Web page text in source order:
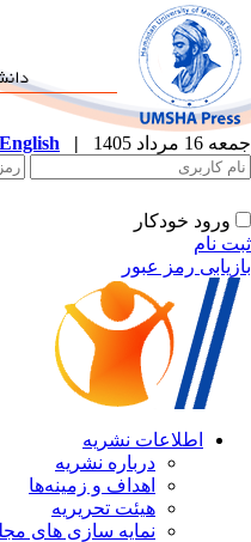
جمعه 16 مرداد 1405 |
English
ورود خودکار
ثبت نام
بازیابی رمز عبور
اطلاعات نشریه
درباره نشریه
اهداف و زمینه‌ها
هیئت تحریریه
نمایه سازی های